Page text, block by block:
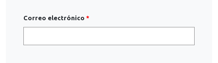
Correo electrónico